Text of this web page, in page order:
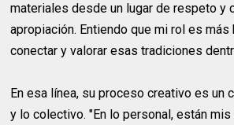
materiales desde un lugar de respeto y
apropiación. Entiendo que mi rol es
conectar y valorar esas tradiciones
En esa línea, su proceso creativo es un
y lo colectivo. "En lo personal, están